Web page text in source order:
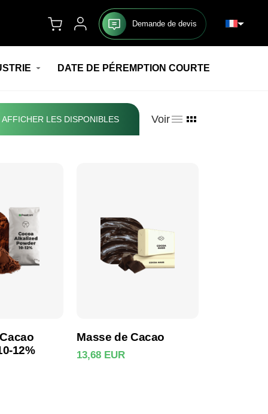
Demande de devis
DATE DE PÉREMPTION COURTE
AFFICHER LES DISPONIBLES Voir
12%
Masse de Cacao
13,68 EUR